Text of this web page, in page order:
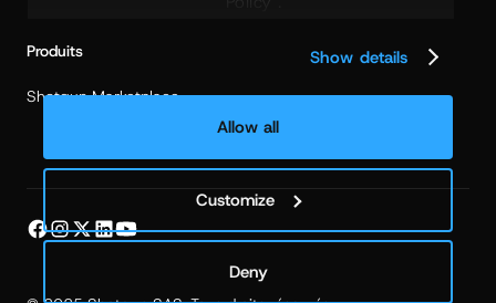
Show details
Allow all
Customize
Deny
Produits
Shotgun Marketplace